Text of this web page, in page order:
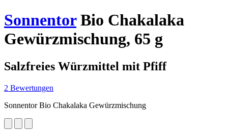
SonnentorBio Chakalaka
Gewürzmischung, 65 g
Salzfreies Würzmittel mit Pfiff
2 Bewertungen
Sonnentor Bio Chakalaka Gewürzmischung